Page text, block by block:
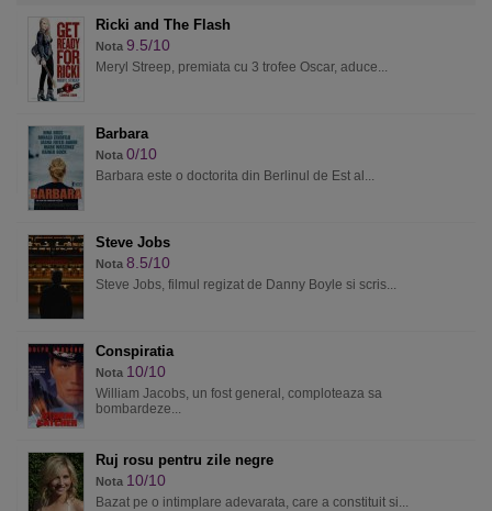
Ricki and The Flash
Nota 9.5/10
Meryl Streep, premiata cu 3 trofee Oscar, aduce...
Barbara
Nota 0/10
Barbara este o doctorita din Berlinul de Est al...
Steve Jobs
Nota 8.5/10
Steve Jobs, filmul regizat de Danny Boyle si scris...
Conspiratia
Nota 10/10
William Jacobs, un fost general, comploteaza sa
bombardeze...
Ruj rosu pentru zile negre
Nota 10/10
Bazat pe o intimplare adevarata, care a constituit si...